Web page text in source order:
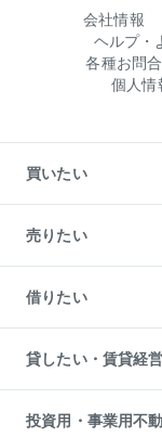
会社情報
ヘルプ・
各種お問
個人情
買いたい
新築・分譲マンション
中古マンションの購入
一戸建ての購入
中古一戸建ての購入
不動産購入の流れ
注目キーワード物件特集
購入ガイド
English 繁体中文簡
売りたい
一戸建ての売却・査定
土地の売却・査定
スピードAI査定
不動産査定について
不動産売却の流れ
不動産買換えの流れ
売却ガイド
借りたい
オフィス・店舗の賃貸
借りるときの流れ
借りるガイド
貸したい・賃貸経営
マンション賃料データ
賃貸管理プラン
投資用・事業用不